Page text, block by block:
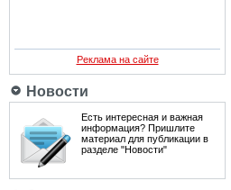
Реклама на сайте
Новости
Есть интересная и важная
информация? Пришлите
материал для публикации в
разделе "Новости"